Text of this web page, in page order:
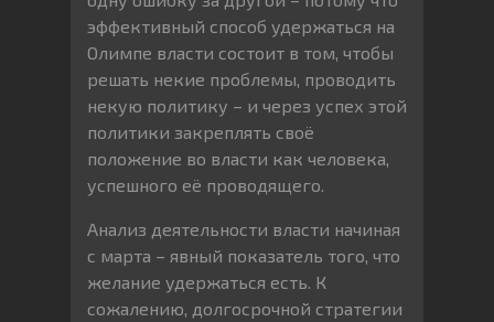
эффективный способ удержаться на
Олимпе власти состоит в том, чтобы
решать некие проблемы, проводить
некую политику – и через успех этой
политики закреплять своё
положение во власти как человека,
успешного её проводящего.
Анализ деятельности власти начиная
с марта – явный показатель того, что
желание удержаться есть. К
сожалению, долгосрочной стратегии